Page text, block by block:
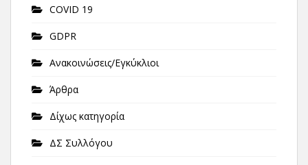
COVID 19
GDPR
Ανακοινώσεις/Εγκύκλιοι
Άρθρα
Δίχως κατηγορία
ΔΣ Συλλόγου